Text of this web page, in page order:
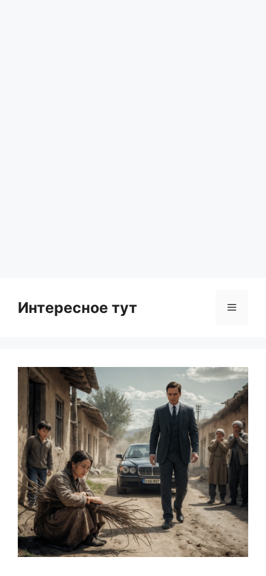
Интересное тут Menu